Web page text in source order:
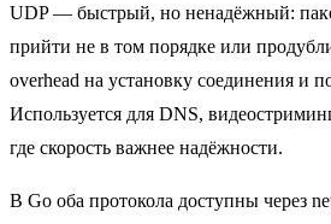
UDP — быстрый, но ненадёжный:
прийти не в том порядке или
overhead на установку соединения и
Используется для DNS,
где скорость важнее надёжности.
В Go оба протокола доступны через